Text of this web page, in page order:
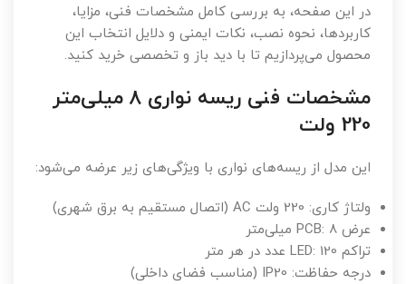
در این صفحه، به بررسی کامل مشخصات فنی، مزایا،
کاربردها، نحوه نصب، نکات ایمنی و دلایل انتخاب این
محصول می‌پردازیم تا با دید باز و تخصصی خرید کنید.
مشخصات فنی ریسه نواری 8 میلی‌متر
220 ولت
این مدل از ریسه‌های نواری با ویژگی‌های زیر عرضه می‌شود:
ولتاژ کاری: 220 ولت AC (اتصال مستقیم به برق شهری)
عرض PCB: 8 میلی‌متر
تراکم LED: 120 عدد در هر متر
درجه حفاظت: IP20 (مناسب فضای داخلی)